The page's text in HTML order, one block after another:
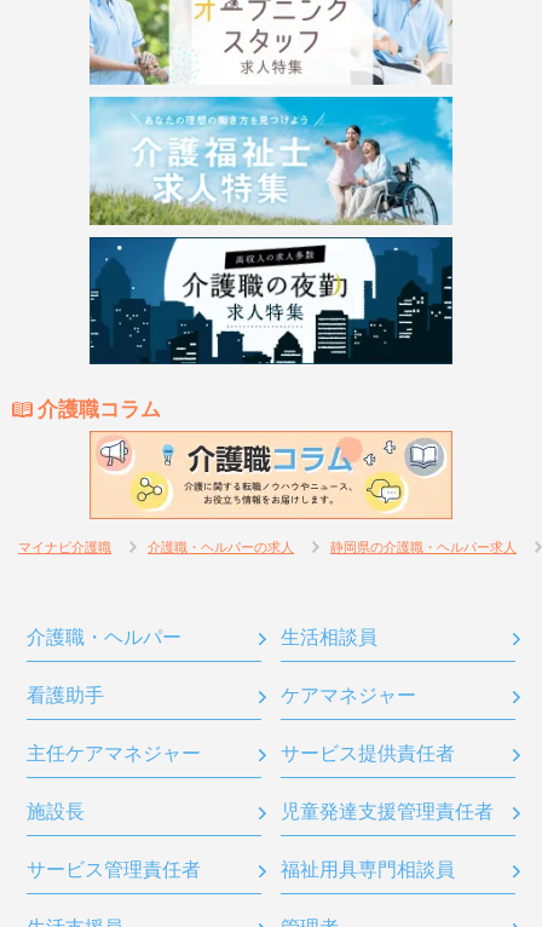
介護職コラム
マイナビ介護職 介護職・ヘルパーの求人 静岡県の介護職・ヘルパー求人
介護職・ヘルパー 生活相談員
看護助手 ケアマネジャー
主任ケアマネジャー サービス提供責任者
施設長 児童発達支援管理責任者
サービス管理責任者 福祉用具専門相談員